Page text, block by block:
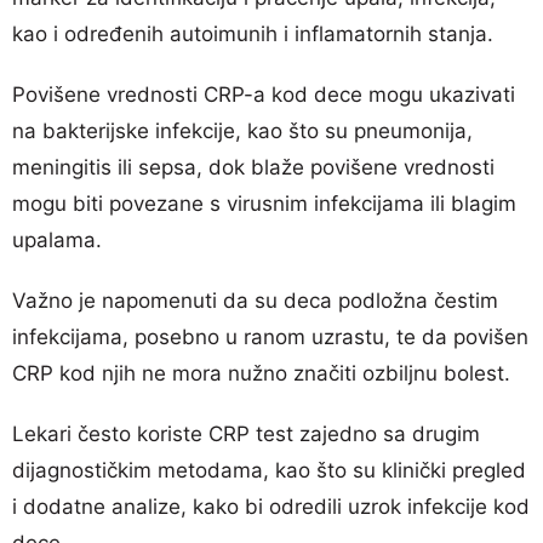
kao i određenih autoimunih i inflamatornih stanja.
Povišene vrednosti CRP-a kod dece mogu ukazivati
na bakterijske infekcije, kao što su pneumonija,
meningitis ili sepsa, dok blaže povišene vrednosti
mogu biti povezane s virusnim infekcijama ili blagim
upalama.
Važno je napomenuti da su deca podložna čestim
infekcijama, posebno u ranom uzrastu, te da povišen
CRP kod njih ne mora nužno značiti ozbiljnu bolest.
Lekari često koriste CRP test zajedno sa drugim
dijagnostičkim metodama, kao što su klinički pregled
i dodatne analize, kako bi odredili uzrok infekcije kod